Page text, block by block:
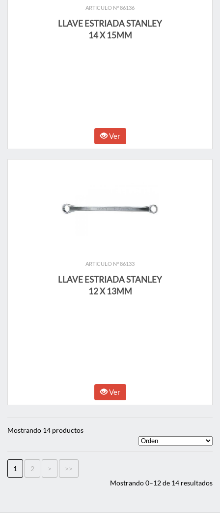
ARTICULO N° 86136
LLAVE ESTRIADA STANLEY
14 X 15MM
Ver
ARTICULO N° 86133
LLAVE ESTRIADA STANLEY
12 X 13MM
Ver
Mostrando 14 productos
1 2 >
>>
Mostrando 0–12 de 14 resultados